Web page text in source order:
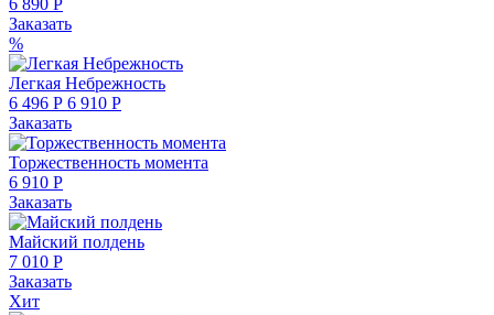
6 890 Р
Заказать
%
Легкая Небрежность
6 496 Р 6 910 Р
Заказать
Торжественность момента
6 910 Р
Заказать
Майский полдень
7 010 Р
Заказать
Хит